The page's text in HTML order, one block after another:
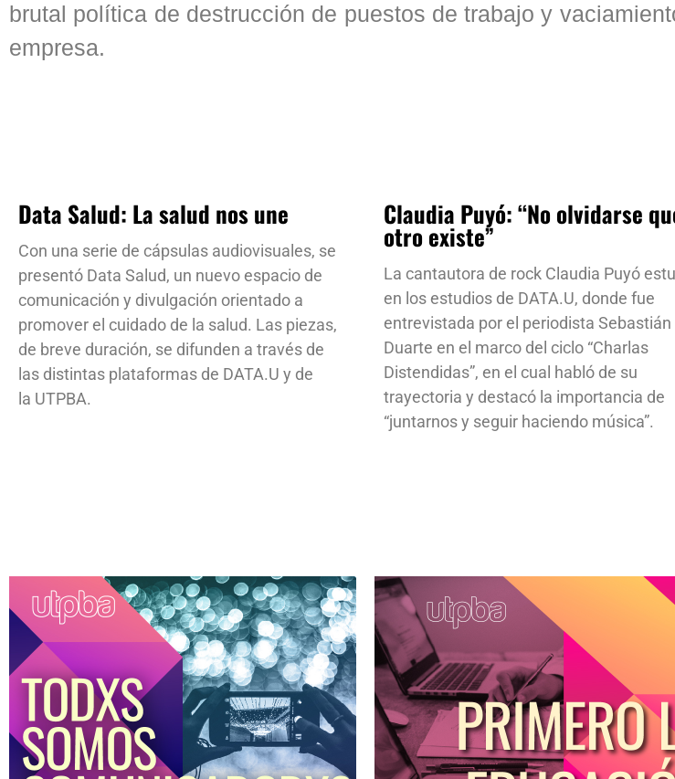
brutal política de destrucción de puestos de trabajo y
empresa.
Data Salud: La salud nos une
Con una serie de cápsulas audiovisuales, se
presentó Data Salud, un nuevo espacio de
comunicación y divulgación orientado a
promover el cuidado de la salud. Las piezas,
de breve duración, se difunden a través de
las distintas plataformas de DATA.U y de
la UTPBA.
Claudia Puyó: “No olvidarse
otro existe”
La cantautora de rock Claudia Puyó
en los estudios de DATA.U, donde fue
entrevistada por el periodista Sebastián
Duarte en el marco del ciclo “Charlas
Distendidas”, en el cual habló de su
trayectoria y destacó la importancia de
“juntarnos y seguir haciendo música”.